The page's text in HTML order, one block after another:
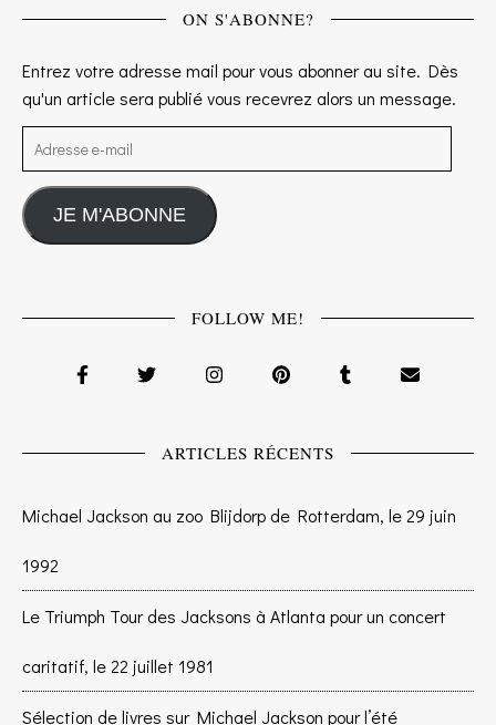
ON S'ABONNE?
Entrez votre adresse mail pour vous abonner au site. Dès
qu'un article sera publié vous recevrez alors un message.
Adresse e-mail
JE M'ABONNE
FOLLOW ME!
ARTICLES RÉCENTS
Michael Jackson au zoo Blijdorp de Rotterdam, le 29 juin
1992
Le Triumph Tour des Jacksons à Atlanta pour un concert
caritatif, le 22 juillet 1981
Sélection de livres sur Michael Jackson pour l’été